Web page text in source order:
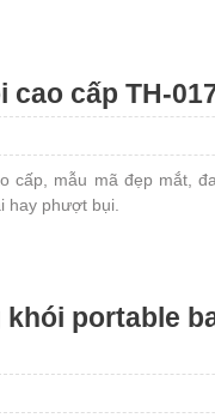
cấp TH-
cấp, mẫu mã đẹp mắt,
hay phượt bụi.
portable